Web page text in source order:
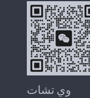
وي تشات